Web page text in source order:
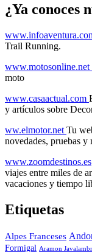
¿Ya conoces
Trail Running.
www.motosonline.net
moto
www.casaactual.com
y artículos sobre
ww.elmotor.net Tu
novedades, pruebas y
www.zoomdestinos.es
viajes entre miles de
vacaciones y tiempo
Etiquetas
Alpes Franceses
Formigal Aramon